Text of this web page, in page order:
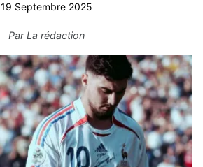
19 Septembre 2025
ParLa rédaction